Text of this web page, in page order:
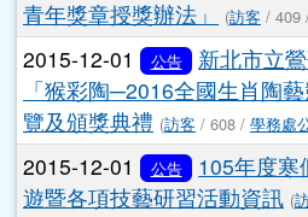
2015-12-01 公告
有關國立
「第二屆全國跨域創新設計
務處公告)
2015-12-01 公告
本局訂於
客家文化館舉辦「客雨賢情
/學務處公告)